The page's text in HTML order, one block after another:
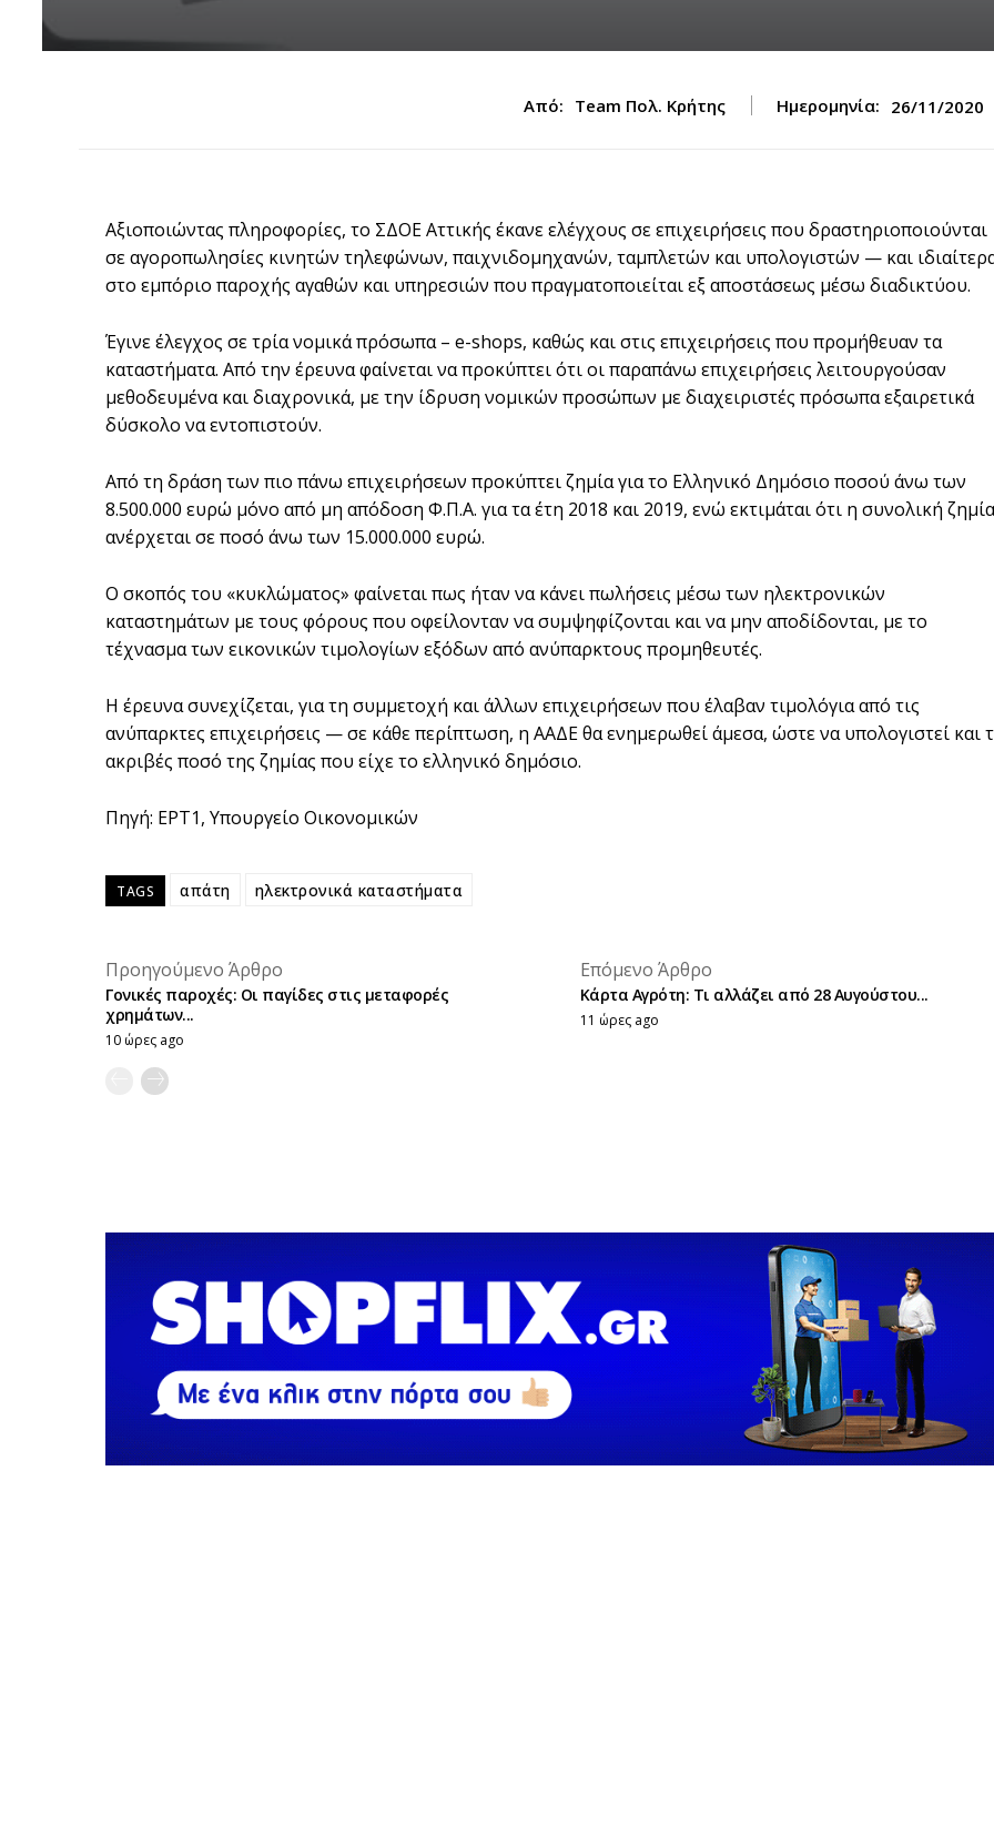
Από: Team Πολ. Κρήτης Ημερομηνία: 26/11/2020
Αξιοποιώντας πληροφορίες, το ΣΔΟΕ Αττικής έκανε ελέγχους σε επιχειρήσεις που δραστηριοποιούνται
σε αγοροπωλησίες κινητών τηλεφώνων, παιχνιδομηχανών, ταμπλετών και υπολογιστών — και
στο εμπόριο παροχής αγαθών και υπηρεσιών που πραγματοποιείται εξ αποστάσεως μέσω διαδικτύου.
Έγινε έλεγχος σε τρία νομικά πρόσωπα – e-shops, καθώς και στις επιχειρήσεις που προμήθευαν τα
καταστήματα. Από την έρευνα φαίνεται να προκύπτει ότι οι παραπάνω επιχειρήσεις λειτουργούσαν
μεθοδευμένα και διαχρονικά, με την ίδρυση νομικών προσώπων με διαχειριστές πρόσωπα εξαιρετικά
δύσκολο να εντοπιστούν.
Από τη δράση των πιο πάνω επιχειρήσεων προκύπτει ζημία για το Ελληνικό Δημόσιο ποσού άνω των
8.500.000 ευρώ μόνο από μη απόδοση Φ.Π.Α. για τα έτη 2018 και 2019, ενώ εκτιμάται ότι η συνολική ζημία
ανέρχεται σε ποσό άνω των 15.000.000 ευρώ.
Ο σκοπός του «κυκλώματος» φαίνεται πως ήταν να κάνει πωλήσεις μέσω των ηλεκτρονικών
καταστημάτων με τους φόρους που οφείλονταν να συμψηφίζονται και να μην αποδίδονται, με το
τέχνασμα των εικονικών τιμολογίων εξόδων από ανύπαρκτους προμηθευτές.
Η έρευνα συνεχίζεται, για τη συμμετοχή και άλλων επιχειρήσεων που έλαβαν τιμολόγια από τις
ανύπαρκτες επιχειρήσεις — σε κάθε περίπτωση, η ΑΑΔΕ θα ενημερωθεί άμεσα, ώστε να υπολογιστεί και
ακριβές ποσό της ζημίας που είχε το ελληνικό δημόσιο.
Πηγή: ΕΡΤ1, Υπουργείο Οικονομικών
TAGS απάτη ηλεκτρονικά καταστήματα
Προηγούμενο Άρθρο placeholder text
Επόμενο Άρθρο
Γονικές παροχές: Οι παγίδες στις μεταφορές
χρημάτων...
10 ώρες ago
Κάρτα Αγρότη: Τι αλλάζει από 28 Αυγούστου...
11 ώρες ago